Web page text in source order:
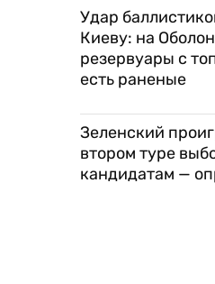
Удар
Киеву: на
резервуары с
есть раненые
Зеленский
втором туре
кандидатам —